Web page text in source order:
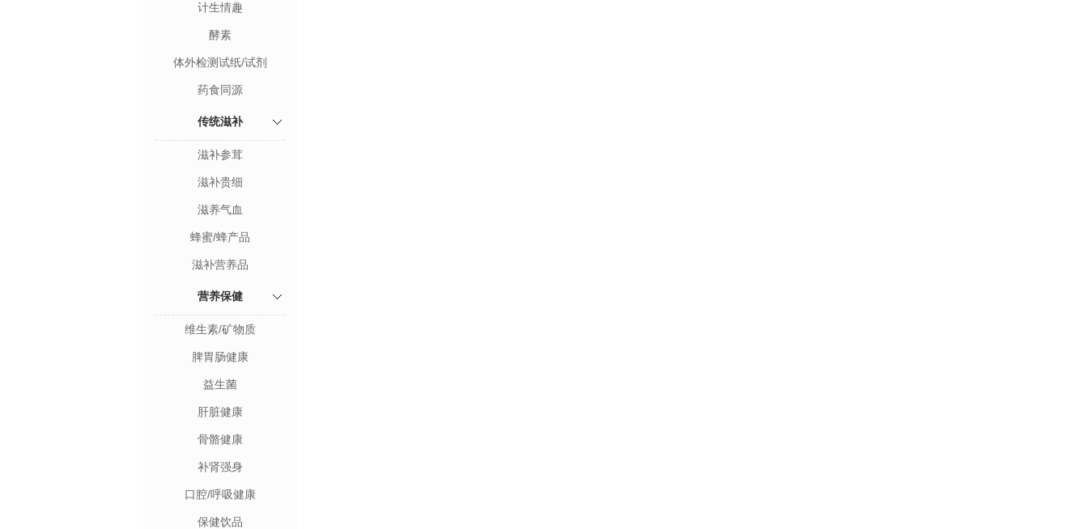
计生情趣
酵素
体外检测试纸/试剂
药食同源
传统滋补
滋补参茸
滋补贵细
滋养气血
蜂蜜/蜂产品
滋补营养品
营养保健
维生素/矿物质
脾胃肠健康
益生菌
肝脏健康
骨骼健康
补肾强身
口腔/呼吸健康
保健饮品